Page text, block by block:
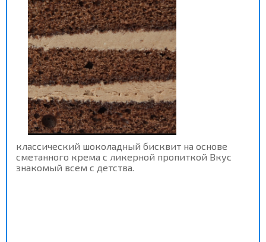
классический шоколадный бисквит на основе
сметанного крема с ликерной пропиткой Вкус
знакомый всем с детства.